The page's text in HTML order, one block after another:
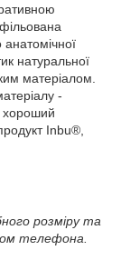
натуральної
матеріалом.
-
хороший
Inbu®,
розміру та
телефона.